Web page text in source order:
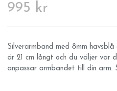
995 kr
Silverarmband med 8mm
är 21 cm långt och du väljer var
anpassar armbandet till din arm.